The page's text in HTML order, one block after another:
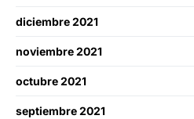
diciembre 2021
noviembre 2021
octubre 2021
septiembre 2021